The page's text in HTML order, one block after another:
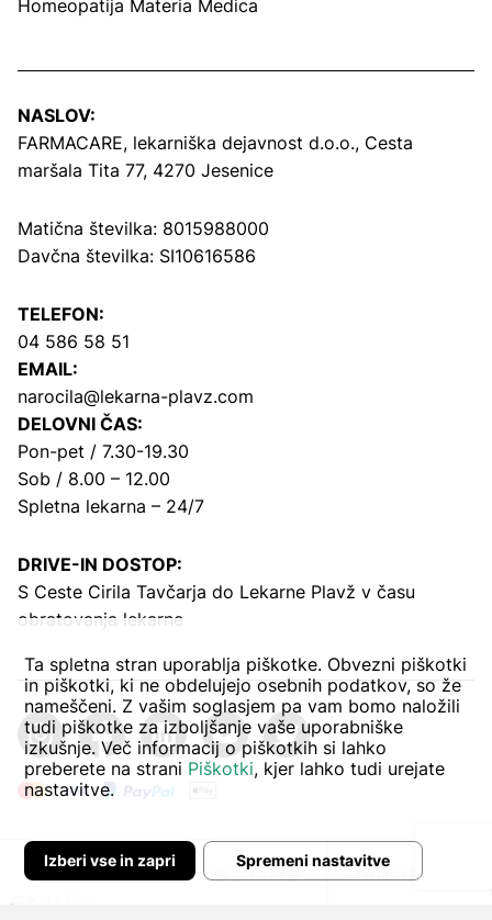
Homeopatija Materia Medica
NASLOV:
FARMACARE, lekarniška dejavnost d.o.o., Cesta
maršala Tita 77, 4270 Jesenice
Matična številka: 8015988000
Davčna številka: SI10616586
TELEFON:
04 586 58 51
EMAIL:
narocila@lekarna-plavz.com
DELOVNI ČAS:
Pon-pet / 7.30-19.30
Sob / 8.00 – 12.00
Spletna lekarna – 24/7
DRIVE-IN DOSTOP:
S Ceste Cirila Tavčarja do Lekarne Plavž v času
obratovanja lekarne
Avtor: Pogoji poslovanja Zasebnost in piškoti
Ta spletna stran uporablja piškotke. Obvezni piškotki
in piškotki, ki ne obdelujejo osebnih podatkov, so že
nameščeni. Z vašim soglasjem pa vam bomo naložili
tudi piškotke za izboljšanje vaše uporabniške
izkušnje. Več informacij o piškotkih si lahko
preberete na strani Piškotki, kjer lahko tudi urejate
nastavitve.
Spremeni nastavitve
Izberi vse in zapri